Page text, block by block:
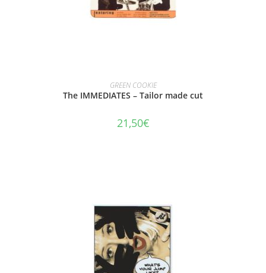
AJOUTER AU PANIER
GREEN COOKIE
The IMMEDIATES – Tailor made cut
21,50€